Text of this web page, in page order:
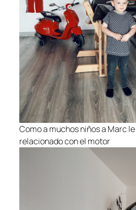
Como a muchos niños a Marc
relacionado con el motor